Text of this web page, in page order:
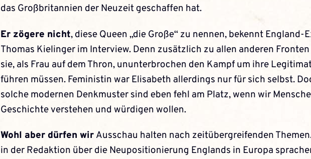
das Großbritannien der Neuzeit geschaffen hat.
Er zögere nicht, diese Queen „die Große“ zu nennen, bekennt England-
Thomas Kielinger im Interview. Denn zusätzlich zu allen anderen
sie, als Frau auf dem Thron, ununterbrochen den Kampf um ihre
führen müssen. ­Feministin war Elisabeth allerdings nur für sich selbst.
solche modernen Denkmuster sind eben fehl am Platz, wenn wir
Geschichte verstehen und würdigen wollen.
Wohl aber dürfen wirAusschau halten nach zeitübergreifenden
in der Redaktion über die Neupositionierung Englands in Europa